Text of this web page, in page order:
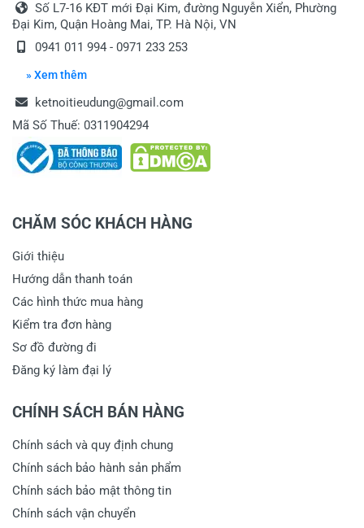
Số L7-16 KĐT mới Đại Kim, đường Nguyễn Xiển, Phường
Đại Kim, Quận Hoàng Mai, TP. Hà Nội, VN
0941 011 994 - 0971 233 253
» Xem thêm
ketnoitieudung@gmail.com
Mã Số Thuế: 0311904294
CHĂM SÓC KHÁCH HÀNG
Giới thiệu
Hướng dẫn thanh toán
Các hình thức mua hàng
Kiểm tra đơn hàng
Sơ đồ đường đi
Đăng ký làm đại lý
CHÍNH SÁCH BÁN HÀNG
Chính sách và quy định chung
Chính sách bảo hành sản phẩm
Chính sách bảo mật thông tin
Chính sách vận chuyển